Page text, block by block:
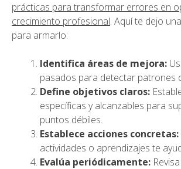
prácticas para transformar errores en
crecimiento profesional. Aquí te dejo
para armarlo:
Identifica áreas de mejora:
pasados para detectar patrones
Define objetivos claros:
específicas y alcanzables para
puntos débiles.
Establece acciones concretas:
actividades o aprendizajes te
Evalúa periódicamente: